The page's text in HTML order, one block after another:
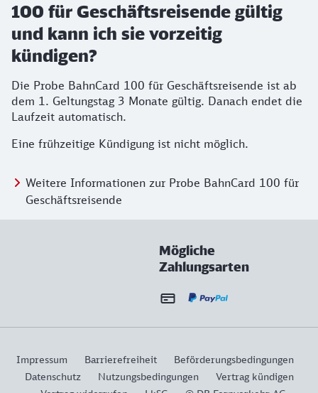
100 für Geschäftsreisende gültig
und kann ich sie vorzeitig
kündigen?
Die Probe BahnCard 100 für Geschäftsreisende ist ab
dem 1. Geltungstag 3 Monate gültig. Danach endet die
Laufzeit automatisch.
Eine frühzeitige Kündigung ist nicht möglich.
Weitere Informationen zur Probe BahnCard 100 für
Geschäftsreisende
Mögliche
Zahlungsarten
Impressum Barrierefreiheit
Beförderungsbedingungen
Datenschutz
Nutzungsbedingungen
Vertrag kündigen